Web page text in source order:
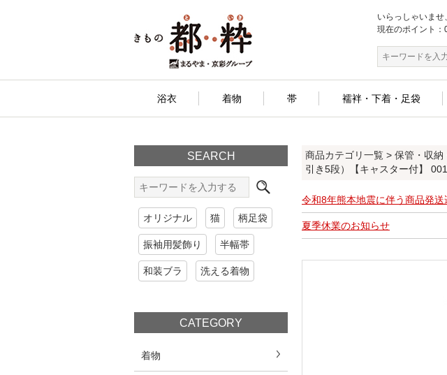
いらっしゃいませ
現在のポイント：
浴衣 着物 帯 襦袢・下着・足袋
SEARCH
オリジナル 猫 柄足袋
振袖用髪飾り 半幅帯
和装ブラ 洗える着物
CATEGORY
着物
商品カテゴリ一覧 > 保管・収納
引き5段）【キャスター付】
令和8年熊本地震に伴う商品発
夏季休業のお知らせ